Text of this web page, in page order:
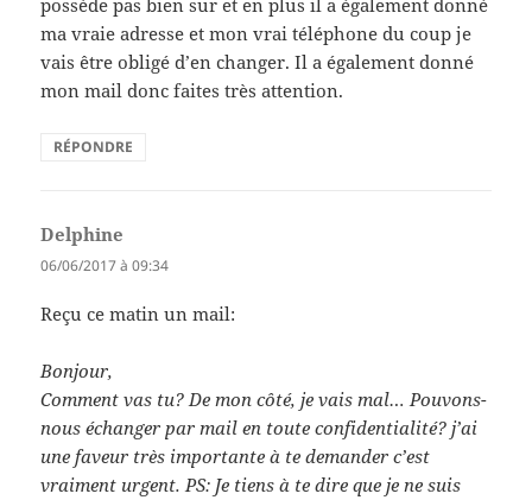
possède pas bien sur et en plus il a également donné
ma vraie adresse et mon vrai téléphone du coup je
vais être obligé d’en changer. Il a également donné
mon mail donc faites très attention.
RÉPONDRE
Delphine
06/06/2017 à 09:34
Reçu ce matin un mail:
‌Bonjour,
Comment vas tu? De mon côté, je vais mal… Pouvons-
nous échanger par mail en toute confidentialité? j’ai
une faveur très importante à te demander c’est
vraiment urgent. PS: Je tiens à te dire que je ne suis